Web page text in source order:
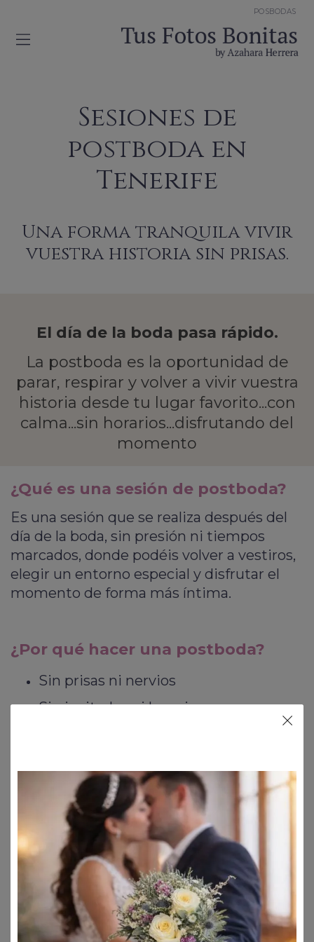
POSBODAS
Sesiones de
postboda en
Tenerife
Una forma tranquila vivir
vuestra historia sin prisas.
El día de la boda pasa rápido.
La postboda es la oportunidad de
parar, respirar y volver a vivir vuestra
historia desde tu lugar favorito...con
calma...sin horarios...disfrutando del
momento
¿Qué es una sesión de postboda?
Es una sesión que se realiza después del
día de la boda, sin presión ni tiempos
marcados, donde podéis volver a vestiros,
elegir un entorno especial y disfrutar el
momento de forma más íntima.
¿Por qué hacer una postboda?
Sin prisas ni nervios
Sin invitados ni horarios
Una experiencia diferente a la boda
Nuestra forma de vivir una
postboda
Nos alejamos de lo artificial y buscamos
sesiones naturales, cercanas y fieles a la
historia que vamos a contar...la vuestra...